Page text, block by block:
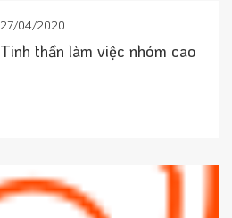
27/04/2020
Tinh thần làm việc nhóm cao